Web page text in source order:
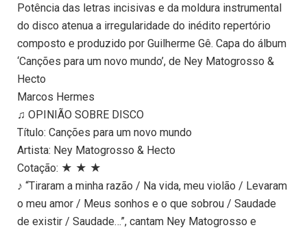
Potência das letras incisivas e da moldura instrumental
do disco atenua a irregularidade do inédito repertório
composto e produzido por Guilherme Gê. Capa do álbum
‘Canções para um novo mundo’, de Ney Matogrosso &
Hecto
Marcos Hermes
♫ OPINIÃO SOBRE DISCO
Título: Canções para um novo mundo
Artista: Ney Matogrosso & Hecto
Cotação: ★ ★ ★
♪ “Tiraram a minha razão / Na vida, meu violão / Levaram
o meu amor / Meus sonhos e o que sobrou / Saudade
de existir / Saudade…”, cantam Ney Matogrosso e